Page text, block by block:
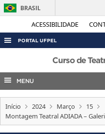
ACESSIBILIDADE
BRASIL
PORTAL UFPEL
ACESSO À INFORMAÇÃO
AUDITORIA
COBALTO
CONCURSOS
Curso de
MENU
Início 2024 Março
15
Montagem Teatral ADIADA –